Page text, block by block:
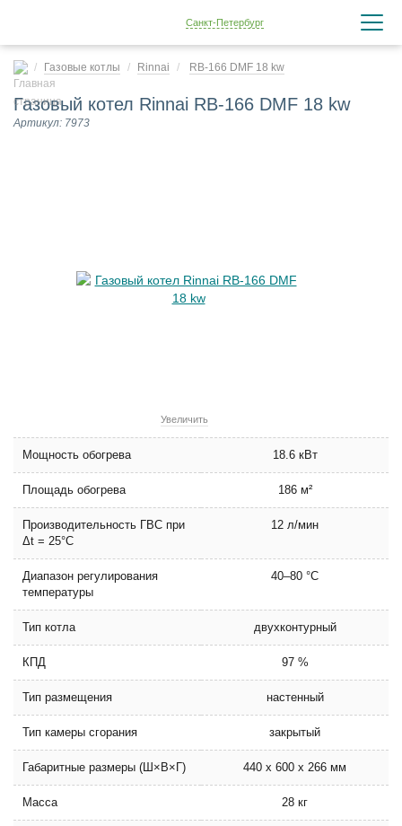
Санкт-Петербург
Газовые котлы Rinnai RB-166 DMF 18 kw
Газовый котел Rinnai RB-166 DMF 18 kw
Артикул: 7973
Увеличить
Мощность обогрева 18.6 кВт
Площадь обогрева 186 м²
Производительность ГВС при
Δt = 25°С
12 л/мин
Диапазон регулирования
температуры
40–80 °C
Тип котла двухконтурный
КПД 97 %
Тип размещения настенный
Тип камеры сгорания закрытый
Габаритные размеры (Ш×В×Г) 440 x 600 x 266 мм
Масса 28 кг